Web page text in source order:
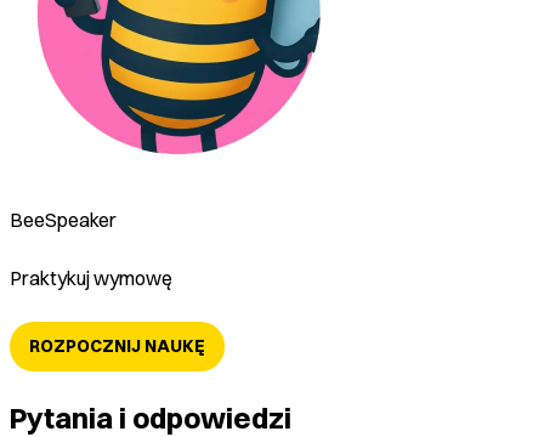
BeeSpeaker
Praktykuj wymowę
ROZPOCZNIJ NAUKĘ
Pytania i odpowiedzi